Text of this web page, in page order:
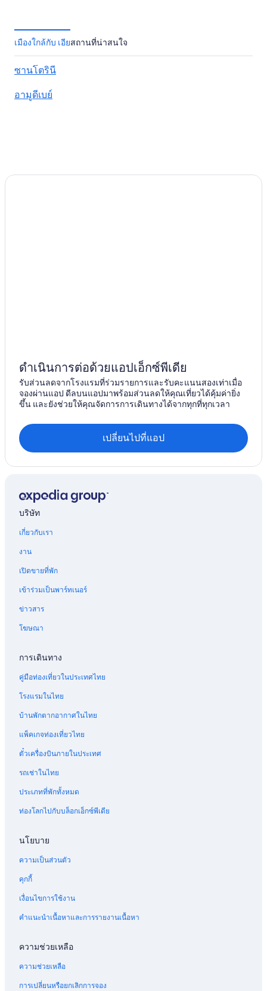
เมืองใกล้กับ เอียสถานที่น่าสนใจ
ซานโตรินี
อามูดีเบย์
ดำเนินการต่อด้วยแอปเอ็กซ์พีเดีย
รับส่วนลดจากโรงแรมที่ร่วมรายการและรับคะแนนสองเท่าเมื่อ
จองผ่านแอป ดีลบนแอปมาพร้อมส่วนลดให้คุณเที่ยวได้คุ้มค่ายิ่ง
ขึ้น และยังช่วยให้คุณจัดการการเดินทางได้จากทุกที่ทุกเวลา
เปลี่ยนไปที่แอป
บริษัท
เกี่ยวกับเรา
งาน
เปิดขายที่พัก
เข้าร่วมเป็นพาร์ทเนอร์
ข่าวสาร
โฆษณา
การเดินทาง
คู่มือท่องเที่ยวในประเทศไทย
โรงแรมในไทย
บ้านพักตากอากาศในไทย
แพ็คเกจท่องเที่ยวไทย
ตั๋วเครื่องบินภายในประเทศ
รถเช่าในไทย
ประเภทที่พักทั้งหมด
ท่องโลกไปกับบล็อกเอ็กซ์พีเดีย
นโยบาย
ความเป็นส่วนตัว
คุกกี้
เงื่อนไขการใช้งาน
คำแนะนำเนื้อหาและการรายงานเนื้อหา
ความช่วยเหลือ
ความช่วยเหลือ
การเปลี่ยนหรือยกเลิกการจอง